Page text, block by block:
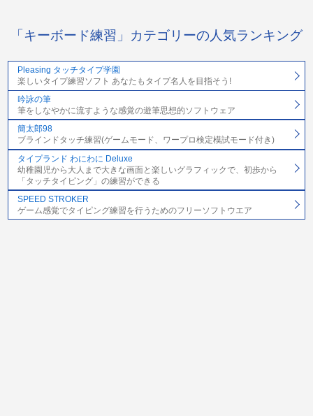
「キーボード練習」カテゴリーの人気ランキング
Pleasing タッチタイプ学園
楽しいタイプ練習ソフト あなたもタイプ名人を目指そう!
吟詠の筆
筆をしなやかに流すような感覚の遊筆思想的ソフトウェア
簡太郎98
ブラインドタッチ練習(ゲームモード、ワープロ検定模試モード付き)
タイプランド わにわに Deluxe
幼稚園児から大人まで大きな画面と楽しいグラフィックで、初歩から
「タッチタイピング」の練習ができる
SPEED STROKER
ゲーム感覚でタイピング練習を行うためのフリーソフトウエア